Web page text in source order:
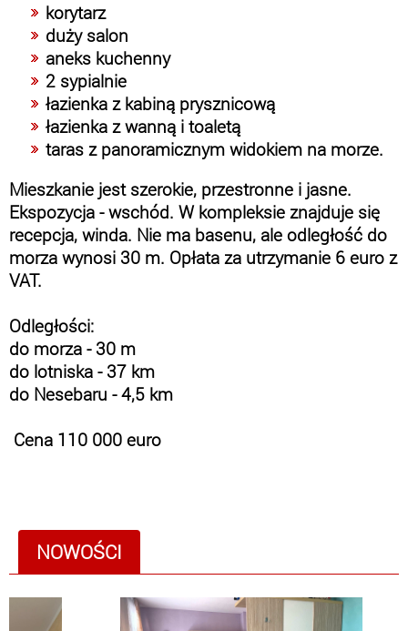
korytarz
duży salon
aneks kuchenny
2 sypialnie
łazienka z kabiną prysznicową
łazienka z wanną i toaletą
taras z panoramicznym widokiem na morze.
Mieszkanie jest szerokie, przestronne i jasne.
Ekspozycja - wschód. W kompleksie znajduje się
recepcja, winda. Nie ma basenu, ale odległość do
morza wynosi 30 m. Opłata za utrzymanie 6 euro z
VAT.
Odległości:
do morza - 30 m
do lotniska - 37 km
do Nesebaru - 4,5 km
Cena 110 000 euro
NOWOŚCI